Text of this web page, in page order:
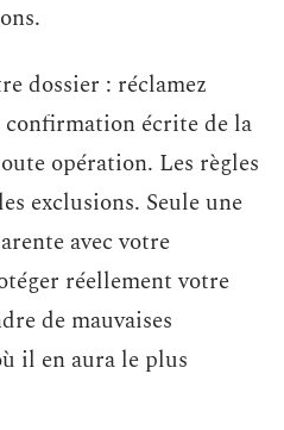
dossier : réclamez
écrite de la
opération. Les règles
exclusions. Seule une
avec votre
réellement votre
de mauvaises
il en aura le plus